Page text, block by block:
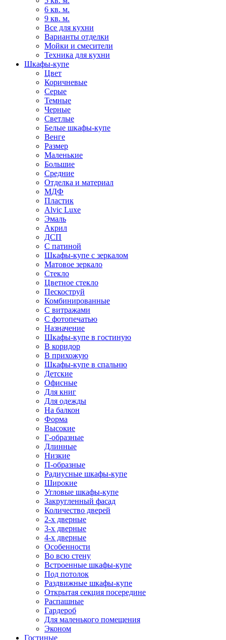
6 кв. м.
9 кв. м.
Все для кухни
Варианты отделки
Мойки и смесители
Техника для кухни
Шкафы-купе
Цвет
Коричневые
Серые
Темные
Черные
Светлые
Белые шкафы-купе
Венге
Размер
Маленькие
Большие
Средние
Отделка и материал
МДФ
Пластик
Alvic Luxe
Эмаль
Акрил
ДСП
С патиной
Шкафы-купе с зеркалом
Матовое зеркало
Стекло
Цветное стекло
Пескоструй
Комбинированные
С витражами
С фотопечатью
Назначение
Шкафы-купе в гостиную
В коридор
В прихожую
Шкафы-купе в спальню
Детские
Офисные
Для книг
Для одежды
На балкон
Форма
Высокие
Г-образные
Длинные
Низкие
П-образные
Радиусные шкафы-купе
Широкие
Угловые шкафы-купе
Закругленный фасад
Количество дверей
2-х дверные
3-х дверные
4-х дверные
Особенности
Во всю стену
Встроенные шкафы-купе
Под потолок
Раздвижные шкафы-купе
Открытая секция посередине
Распашные
Гардероб
Для маленького помещения
Эконом
Гостиные